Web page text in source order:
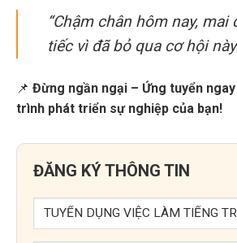
“Chậm chân hôm nay, mai
tiếc vì đã bỏ qua cơ hội
📌 Đừng ngần ngại – Ứng tuyển
trình phát triển sự nghiệp của bạn!
ĐĂNG KÝ THÔNG TIN